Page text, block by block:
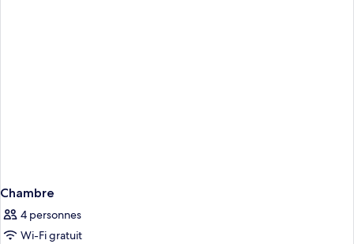
Chambre
4 personnes
Wi-Fi gratuit